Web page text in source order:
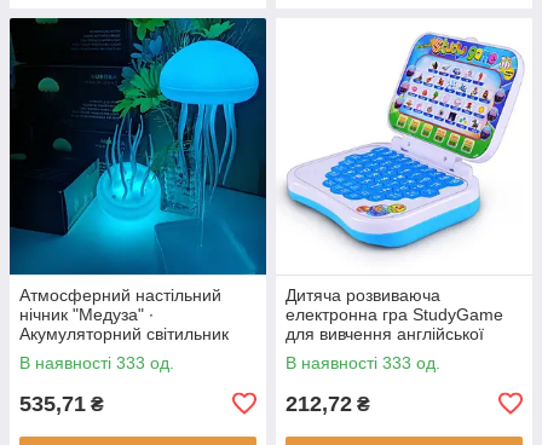
Атмосферний настільний
нічник "Медуза" ∙
Акумуляторний світильник
В наявності 333 од.
535,71 ₴
Дитяча розвиваюча
електронна гра StudyGame
для вивчення англійської
мови · Інтерактивний
комп'ютер для дитини
В наявності 333 од.
212,72 ₴